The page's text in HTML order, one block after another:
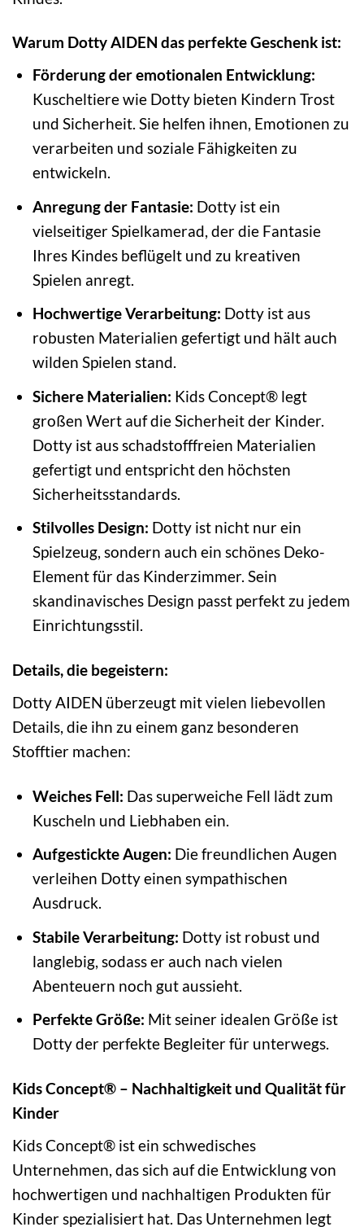
Warum Dotty AIDEN das perfekte Geschenk ist:
Förderung der emotionalen Entwicklung:
Kuscheltiere wie Dotty bieten Kindern Trost
und Sicherheit. Sie helfen ihnen, Emotionen zu
verarbeiten und soziale Fähigkeiten zu
entwickeln.
Anregung der Fantasie: Dotty ist ein
vielseitiger Spielkamerad, der die Fantasie
Ihres Kindes beflügelt und zu kreativen
Spielen anregt.
Hochwertige Verarbeitung: Dotty ist aus
robusten Materialien gefertigt und hält auch
wilden Spielen stand.
Sichere Materialien: Kids Concept® legt
großen Wert auf die Sicherheit der Kinder.
Dotty ist aus schadstofffreien Materialien
gefertigt und entspricht den höchsten
Sicherheitsstandards.
Stilvolles Design: Dotty ist nicht nur ein
Spielzeug, sondern auch ein schönes Deko-
Element für das Kinderzimmer. Sein
skandinavisches Design passt perfekt zu jedem
Einrichtungsstil.
Details, die begeistern:
Dotty AIDEN überzeugt mit vielen liebevollen
Details, die ihn zu einem ganz besonderen
Stofftier machen:
Weiches Fell: Das superweiche Fell lädt zum
Kuscheln und Liebhaben ein.
Aufgestickte Augen: Die freundlichen Augen
verleihen Dotty einen sympathischen
Ausdruck.
Stabile Verarbeitung: Dotty ist robust und
langlebig, sodass er auch nach vielen
Abenteuern noch gut aussieht.
Perfekte Größe: Mit seiner idealen Größe ist
Dotty der perfekte Begleiter für unterwegs.
Kids Concept® – Nachhaltigkeit und Qualität für
Kinder
Kids Concept® ist ein schwedisches
Unternehmen, das sich auf die Entwicklung von
hochwertigen und nachhaltigen Produkten für
Kinder spezialisiert hat. Das Unternehmen legt